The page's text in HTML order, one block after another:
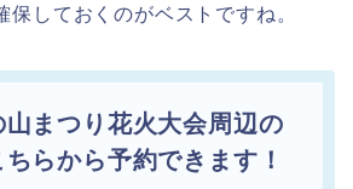
保しておくのがベストですね。
山まつり花火大会周辺の
ちらから予約できます！